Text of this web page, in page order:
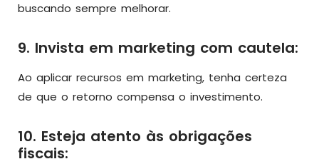
buscando sempre melhorar.
9. Invista em marketing com cautela:
Ao aplicar recursos em marketing, tenha certeza
de que o retorno compensa o investimento.
10. Esteja atento às obrigações
fiscais: